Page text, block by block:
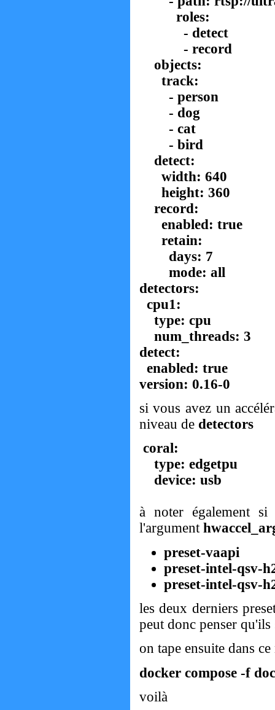
roles:
- detect
- record
objects:
track:
- person
- dog
- cat
- bird
detect:
width: 640
height: 360
record:
enabled: true
retain:
days: 7
mode: all
detectors:
cpu1:
type: cpu
num_threads: 3
detect:
enabled: true
version: 0.16-0
si vous avez un
niveau de detectors
coral:
type: edgetpu
device: usb
à noter également
l'argument
preset-vaapi
preset-intel-qsv-
preset-intel-qsv-
les deux derniers
peut donc penser
on tape ensuite dans
docker compose -f